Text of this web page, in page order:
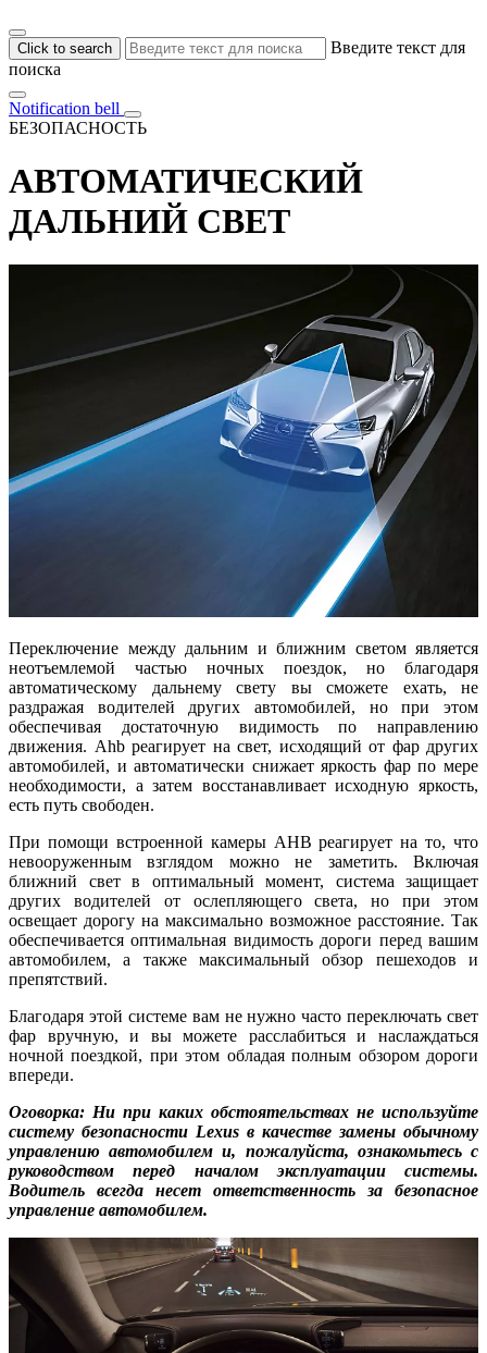
Click to search
Введите текст для
поиска
Notification bell
БЕЗОПАСНОСТЬ
АВТОМАТИЧЕСКИЙ
ДАЛЬНИЙ СВЕТ
Переключение между дальним и ближним светом является
неотъемлемой частью ночных поездок, но благодаря
автоматическому дальнему свету вы сможете ехать, не
раздражая водителей других автомобилей, но при этом
обеспечивая достаточную видимость по направлению
движения. Ahb реагирует на свет, исходящий от фар других
автомобилей, и автоматически снижает яркость фар по мере
необходимости, а затем восстанавливает исходную яркость,
есть путь свободен.
При помощи встроенной камеры AHB реагирует на то, что
невооруженным взглядом можно не заметить. Включая
ближний свет в оптимальный момент, система защищает
других водителей от ослепляющего света, но при этом
освещает дорогу на максимально возможное расстояние. Так
обеспечивается оптимальная видимость дороги перед вашим
автомобилем, а также максимальный обзор пешеходов и
препятствий.
Благодаря этой системе вам не нужно часто переключать свет
фар вручную, и вы можете расслабиться и наслаждаться
ночной поездкой, при этом обладая полным обзором дороги
впереди.
Оговорка: Ни при каких обстоятельствах не используйте
систему безопасности Lexus в качестве замены обычному
управлению автомобилем и, пожалуйста, ознакомьтесь с
руководством перед началом эксплуатации системы.
Водитель всегда несет ответственность за безопасное
управление автомобилем.